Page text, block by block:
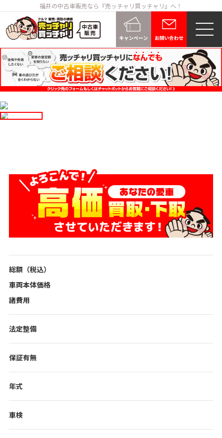
福井の中古車販売なら『売ッチャリ買ッチャリ』へ！
総額（税込）
車両本体価格
諸費用
法定整備
保証有無
年式
車検